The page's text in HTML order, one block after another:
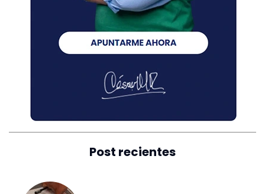
Post recientes